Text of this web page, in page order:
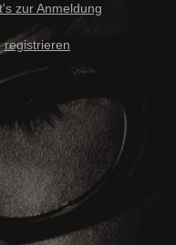
zur Anmeldung
registrieren